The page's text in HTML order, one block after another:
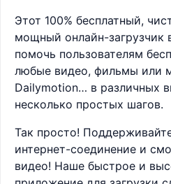
Этот 100% бесплатный,
мощный онлайн-загрузчик
помочь пользователям
любые видео, фильмы или
Dailymotion… в различных
несколько простых шагов.
Так просто!
интернет-соединение и
видео! Наше быстрое и